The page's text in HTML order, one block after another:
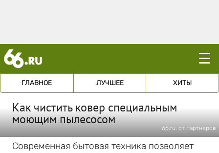
☰
ГЛАВНОЕ ЛУЧШЕЕ ХИТЫ
Как чистить ковер специальным
моющим пылесосом
66.ru, от партнеров
Современная бытовая техника позволяет